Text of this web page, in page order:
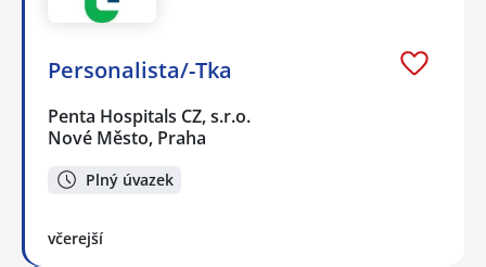
Personalista/-Tka
Penta Hospitals CZ, s.r.o.
Nové Město, Praha
Plný úvazek
včerejší